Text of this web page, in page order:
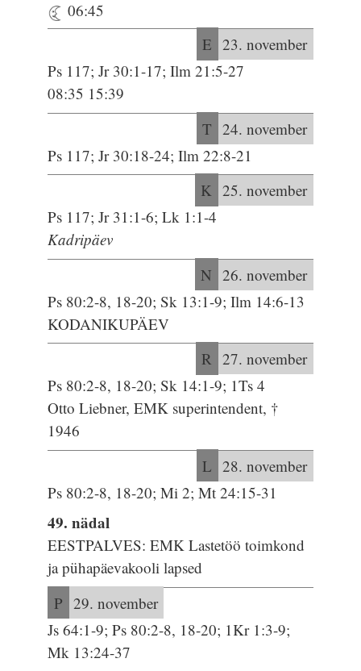
06:45
E 23. november
Ps 117; Jr 30:1-17; Ilm 21:5-27
08:35 15:39
T 24. november
Ps 117; Jr 30:18-24; Ilm 22:8-21
K 25. november
Ps 117; Jr 31:1-6; Lk 1:1-4
Kadripäev
N 26. november
Ps 80:2-8, 18-20; Sk 13:1-9; Ilm 14:6-13
KODANIKUPÄEV
R 27. november
Ps 80:2-8, 18-20; Sk 14:1-9; 1Ts 4
Otto Liebner, EMK superintendent, †
1946
L 28. november
Ps 80:2-8, 18-20; Mi 2; Mt 24:15-31
49. nädal
EESTPALVES: EMK Lastetöö toimkond
ja pühapäevakooli lapsed
P 29. november
Js 64:1-9; Ps 80:2-8, 18-20; 1Kr 1:3-9;
Mk 13:24-37